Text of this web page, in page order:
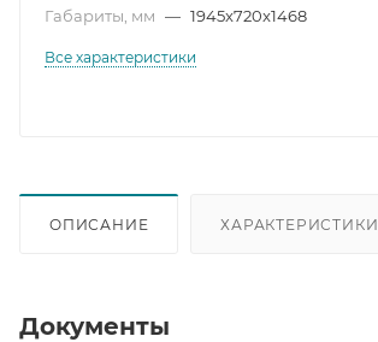
Габариты, мм — 1945x720x1468
Все характеристики
ОПИСАНИЕ ХАРАКТЕРИСТИКИ
Документы